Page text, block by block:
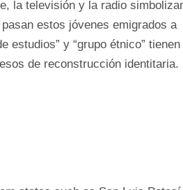
la televisión y la radio
estos jóvenes emigrados a
estudios” y “grupo étnico” tienen
de reconstrucción identitaria.